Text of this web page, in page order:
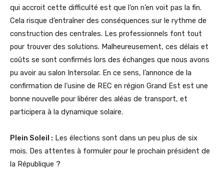
qui accroit cette difficulté est que l’on n’en voit pas la fin.
Cela risque d’entraîner des conséquences sur le rythme de
construction des centrales. Les professionnels font tout
pour trouver des solutions. Malheureusement, ces délais et
coûts se sont confirmés lors des échanges que nous avons
pu avoir au salon Intersolar. En ce sens, l’annonce de la
confirmation de l’usine de REC en région Grand Est est une
bonne nouvelle pour libérer des aléas de transport, et
participera à la dynamique solaire.
Plein Soleil : Les élections sont dans un peu plus de six
mois. Des attentes à formuler pour le prochain président de
la République ?